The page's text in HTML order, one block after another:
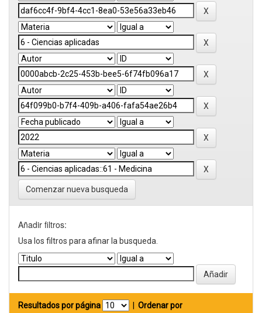
Comenzar nueva busqueda
Añadir filtros:
Usa los filtros para afinar la busqueda.
Resultados por página
Ordenar por